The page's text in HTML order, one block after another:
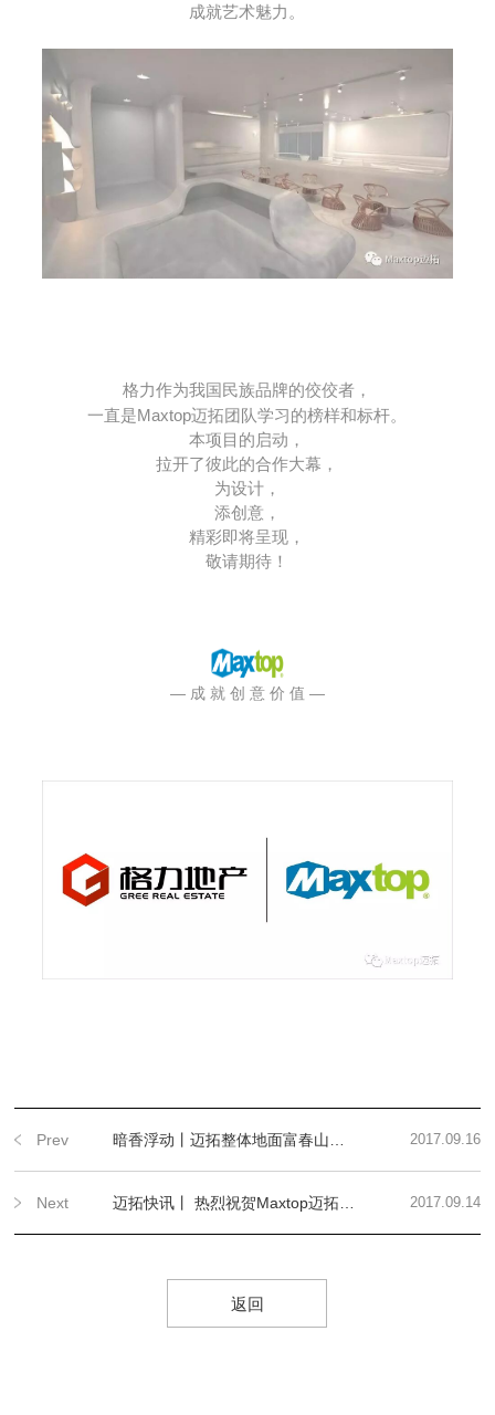
成就艺术魅力。
格力作为我国民族品牌的佼佼者，
一直是Maxtop迈拓团队学习的榜样和标杆。
本项目的启动，
拉开了彼此的合作大幕，
为设计，
添创意，
精彩即将呈现，
敬请期待！
— 成 就 创 意 价 值 —
Prev 2017.09.16
Next 2017.09.14
返回